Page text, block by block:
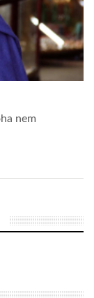
nem